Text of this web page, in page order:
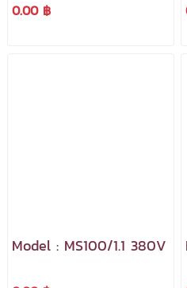
0.00 ฿
Model : MS100/1.1 380V